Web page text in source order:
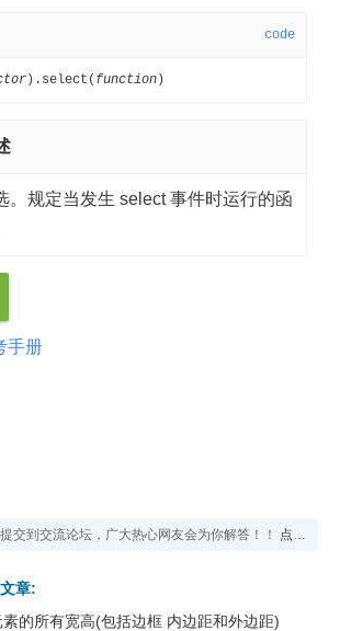
code
).select( function )
。规定当发生 select 事件时运行的函
手册
交到交流论坛，广大热心网友会为你解答！！ 点击进入论坛
章:
的所有宽高(包括边框 内边距和外边距)